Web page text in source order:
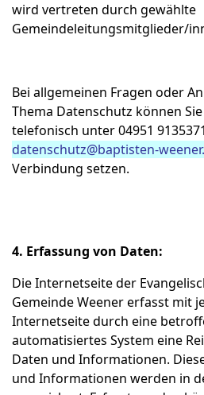
wird vertreten durch gewählte
Gemeindeleitungsmitglieder/
Bei allgemeinen Fragen oder
Thema Datenschutz können
telefonisch unter 04951
datenschutz@baptisten-
Verbindung setzen.
4. Erfassung von Daten:
Die Internetseite der
Gemeinde Weener erfasst mit
Internetseite durch eine
automatisiertes System eine
Daten und Informationen.
und Informationen werden in